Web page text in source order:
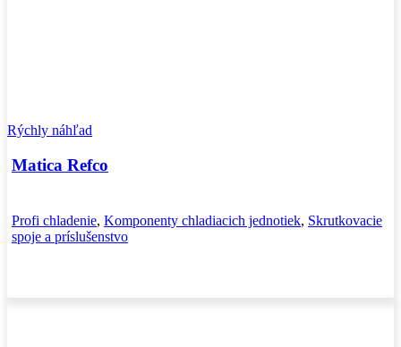
Rýchly náhľad
Matica Refco
Profi chladenie, Komponenty chladiacich jednotiek, Skrutkovacie
spoje a príslušenstvo